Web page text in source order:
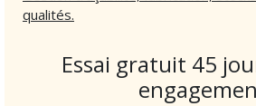
qualités.
Essai gratuit 45